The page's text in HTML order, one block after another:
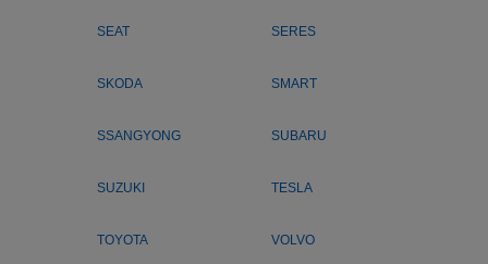
SEAT SERES
SKODA SMART
SSANGYONG SUBARU
SUZUKI TESLA
TOYOTA VOLVO